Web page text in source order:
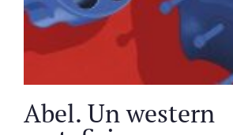
Abel. Un western